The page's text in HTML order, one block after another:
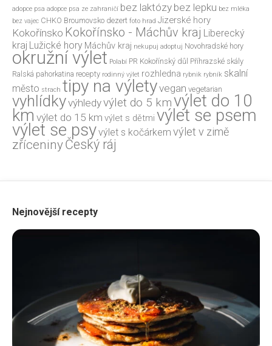
adopce psa adopce psa ze zahraničí bez laktózy bez lepku bez mléka
bez vajec CHKO Broumovsko dezert foto hrad Jizerské hory
Kokořínsko Kokořínsko - Máchův kraj Liberecký
kraj Lužické hory Máchův kraj nekupuj adoptuj Novohradské hory
okružní výlet Polabí PR Kokořínský důl Příhrazské skály
Ralská pahorkatina recepty rodinný výlet rozhledna rybnik rybník skalní
město strach tipy na výletyvegan vegetarian
vyhlídkyvýhledyvýlet do 5 kmvýlet do 10
km výlet do 15 km výlet s dětmi výlet se psem
výlet se psyvýlet s kočárkem výlet v zimě
zříceninyČeský ráj
Nejnovější recepty